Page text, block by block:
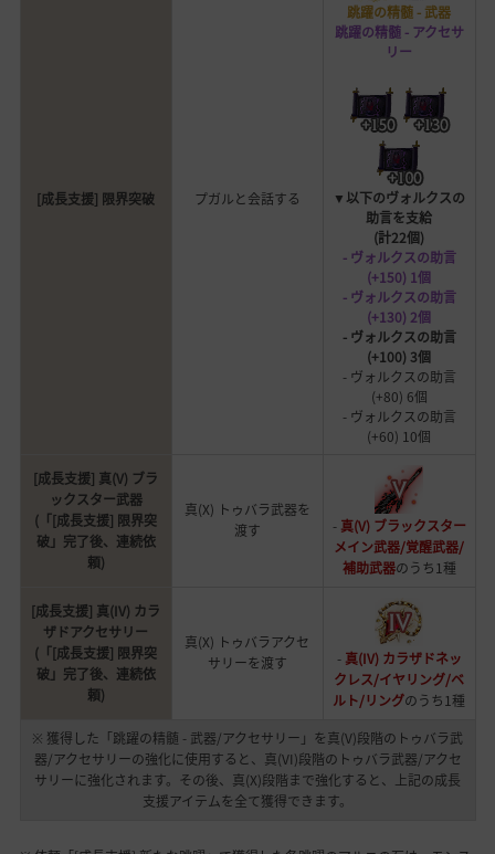
[成長支援] 限界突破 プガルと会話する
跳躍の精髄 - 武器
跳躍の精髄 - アクセサ
リー
▼以下のヴォルクスの
助言を支給
(計22個)
- ヴォルクスの助言
(+150) 1個
- ヴォルクスの助言
(+130) 2個
- ヴォルクスの助言
(+100) 3個
- ヴォルクスの助言
(+80) 6個
- ヴォルクスの助言
(+60) 10個
[成長支援] 真(V) ブラ
ックスター武器
(「[成長支援] 限界突
破」完了後、連続依
頼)
真(X) トゥバラ武器を
渡す
- 真(V) ブラックスター
メイン武器/覚醒武器/
補助武器のうち1種
[成長支援] 真(IV) カラ
ザドアクセサリー
(「[成長支援] 限界突
破」完了後、連続依
頼)
真(X) トゥバラアクセ
サリーを渡す
- 真(IV) カラザドネッ
クレス/イヤリング/ベ
ルト/リングのうち1種
※ 獲得した「跳躍の精髄 - 武器/アクセサリー」を真(V)段階のトゥバラ武
器/アクセサリーの強化に使用すると、真(VI)段階のトゥバラ武器/アクセ
サリーに強化されます。その後、真(X)段階まで強化すると、上記の成長
支援アイテムを全て獲得できます。